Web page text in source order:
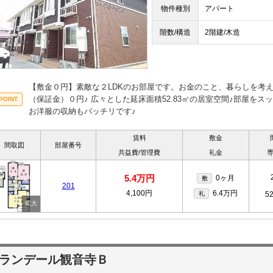
物件種別 アパート
階数/構造 2階建/木造
【敷金０円】素敵な２LDKのお部屋です。お金のこと、暮らしを考
（保証金）０円♪ 広々とした延床面積52.83㎡の居室空間♪部屋をス
お洋服の収納もバッチリです♪
間取図 部屋番号
賃料
共益費/管理費
敷金
礼金
201
5.4万円
4,100円
敷 0ヶ月
礼 6.4万円
ンデール観音寺Ｂ